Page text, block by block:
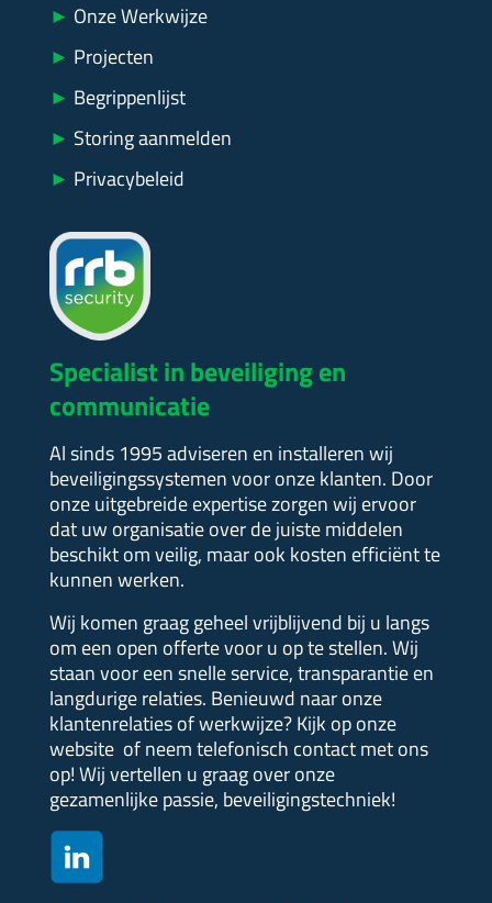
► Onze Werkwijze
► Projecten
► Begrippenlijst
► Storing aanmelden
► Privacybeleid
Specialist in beveiliging en
communicatie
Al sinds 1995 adviseren en installeren wij
beveiligingssystemen voor onze klanten. Door
onze uitgebreide expertise zorgen wij ervoor
dat uw organisatie over de juiste middelen
beschikt om veilig, maar ook kosten efficiënt te
kunnen werken.
Wij komen graag geheel vrijblijvend bij u langs
om een open offerte voor u op te stellen.Wij
staan voor een snelle service, transparantie en
langdurige relaties. Benieuwd naar onze
klantenrelaties of werkwijze?Kijk op onze
website of neem telefonisch contact met ons
op! Wij vertellen u graag over onze
gezamenlijke passie, beveiligingstechniek!